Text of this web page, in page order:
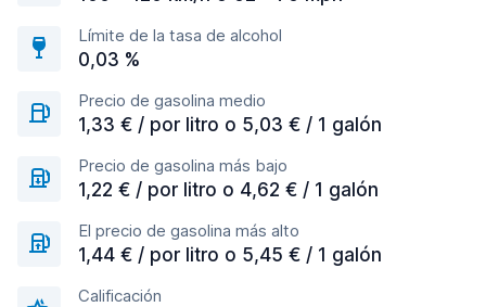
Límite de la tasa de alcohol
0,03 %
Precio de gasolina medio
1,33 € / por litro o 5,03 € / 1 galón
Precio de gasolina más bajo
1,22 € / por litro o 4,62 € / 1 galón
El precio de gasolina más alto
1,44 € / por litro o 5,45 € / 1 galón
Calificación